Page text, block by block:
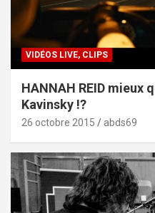
VIDÉOS LIVE, CLIPS
HANNAH REID mieux
Kavinsky !?
26 octobre 2015 abds69